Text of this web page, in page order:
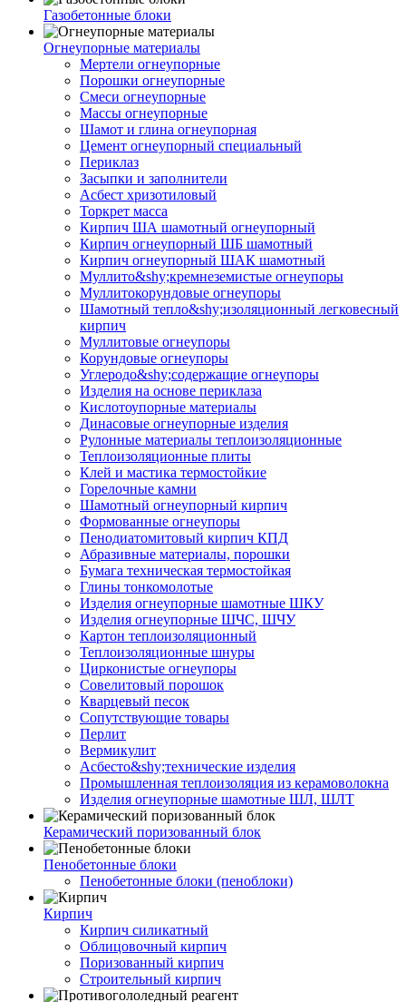
Газобетонные блоки
Огнеупорные материалы
Мертели огнеупорные
Порошки огнеупорные
Смеси огнеупорные
Массы огнеупорные
Шамот и глина огнеупорная
Цемент огнеупорный специальный
Периклаз
Засыпки и заполнители
Асбест хризотиловый
Торкрет масса
Кирпич ША шамотный огнеупорный
Кирпич огнеупорный ШБ шамотный
Кирпич огнеупорный ШАК шамотный
Муллито&shy;­кремнеземистые огнеупоры
Муллито­корундовые огнеупоры
Шамотный тепло&shy;изоляционный легковесный
кирпич
Муллитовые огнеупоры
Корундовые огнеупоры
Углеродо&shy;содержащие огнеупоры
Изделия на основе периклаза
Кислотоупорные материалы
Динасовые огнеупорные изделия
Рулонные материалы теплоизоляционные
Тепло­изоляционные плиты
Клей и мастика термостойкие
Горелочные камни
Шамотный огнеупорный кирпич
Формованные огнеупоры
Пенодиатомитовый кирпич КПД
Абразивные материалы, порошки
Бумага техническая термостойкая
Глины тонкомолотые
Изделия огнеупорные шамотные ШКУ
Изделия огнеупорные ШЧС, ШЧУ
Картон теплоизоляционный
Теплоизоляционные шнуры
Цирконистые огнеупоры
Совелитовый порошок
Кварцевый песок
Сопутствующие товары
Перлит
Вермикулит
Асбесто&shy;технические изделия
Промышленная теплоизоляция из керамоволокна
Изделия огнеупорные шамотные ШЛ, ШЛТ
Керамический поризованный блок
Пенобетонные блоки
Пенобетонные блоки (пеноблоки)
Кирпич
Кирпич силикатный
Облицовочный кирпич
Поризованный кирпич
Строительный кирпич